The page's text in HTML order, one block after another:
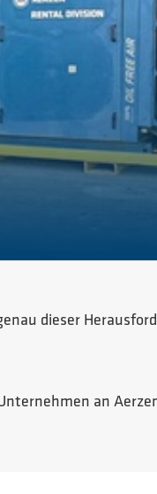
dieser
an